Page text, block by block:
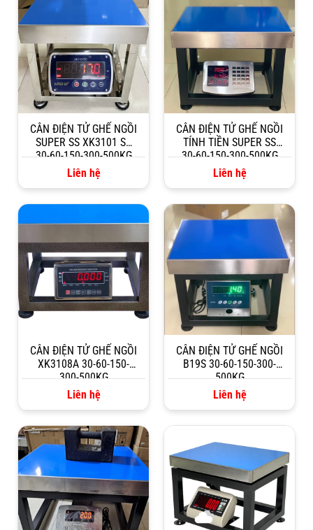
CÂN ĐIỆN TỬ GHẾ NGỒI
SUPER SS XK3101 SS
30-60-150-300-500KG
Liên hệ
CÂN ĐIỆN TỬ GHẾ NGỒI
TÍNH TIỀN SUPER SS
30-60-150-300-500KG
Liên hệ
CÂN ĐIỆN TỬ GHẾ NGỒI
XK3108A 30-60-150-
300-500KG
Liên hệ
CÂN ĐIỆN TỬ GHẾ NGỒI
B19S 30-60-150-300-
500KG
Liên hệ